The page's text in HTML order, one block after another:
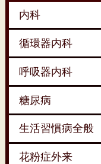
内科
循環器内科
呼吸器内科
糖尿病
生活習慣病全般
花粉症外来